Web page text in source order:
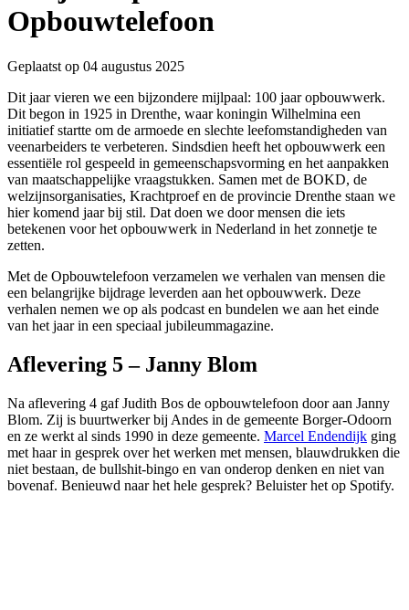
Opbouwtelefoon
Geplaatst op 04 augustus 2025
Dit jaar vieren we een bijzondere mijlpaal: 100 jaar opbouwwerk.
Dit begon in 1925 in Drenthe, waar koningin Wilhelmina een
initiatief startte om de armoede en slechte leefomstandigheden van
veenarbeiders te verbeteren. Sindsdien heeft het opbouwwerk een
essentiële rol gespeeld in gemeenschapsvorming en het aanpakken
van maatschappelijke vraagstukken. Samen met de BOKD, de
welzijnsorganisaties, Krachtproef en de provincie Drenthe staan we
hier komend jaar bij stil. Dat doen we door mensen die iets
betekenen voor het opbouwwerk in Nederland in het zonnetje te
zetten.
Met de Opbouwtelefoon verzamelen we verhalen van mensen die
een belangrijke bijdrage leverden aan het opbouwwerk. Deze
verhalen nemen we op als podcast en bundelen we aan het einde
van het jaar in een speciaal jubileummagazine.
Aflevering 5 – Janny Blom
Na aflevering 4 gaf Judith Bos de opbouwtelefoon door aan Janny
Blom. Zij is buurtwerker bij Andes in de gemeente Borger-Odoorn
en ze werkt al sinds 1990 in deze gemeente. Marcel Endendijk ging
met haar in gesprek over het werken met mensen, blauwdrukken die
niet bestaan, de bullshit-bingo en van onderop denken en niet van
bovenaf. Benieuwd naar het hele gesprek? Beluister het op Spotify.